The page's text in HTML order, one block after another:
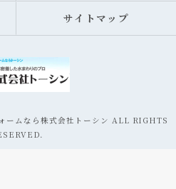
サイトマップ
ームなら株式会社トーシン ALL RIGHTS